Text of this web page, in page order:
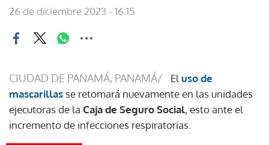
26 de diciembre 2023 - 16:15
CIUDAD DE PANAMÁ, PANAMÁ/ El uso de
mascarillas se retomará nuevamente en las unidades
ejecutoras de la Caja de Seguro Social, esto ante el
incremento de infecciones respiratorias.